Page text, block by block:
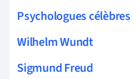
Psychologues célèbres
Wilhelm Wundt
Sigmund Freud